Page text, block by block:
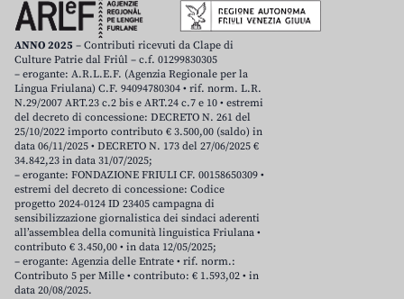
ANNO 2025 – Contributi ricevuti da Clape di
Culture Patrie dal Friûl – c.f. 01299830305
– erogante: A.R.L.E.F. (Agenzia Regionale per la
Lingua Friulana) C.F. 94094780304 • rif. norm. L.R.
N.29/2007 ART.23 c.2 bis e ART.24 c.7 e 10 • estremi
del decreto di concessione: DECRETO N. 261 del
25/10/2022 importo contributo € 3.500,00 (saldo) in
data 06/11/2025 • DECRETO N. 173 del 27/06/2025 €
34.842,23 in data 31/07/2025;
– erogante: FONDAZIONE FRIULI CF. 00158650309 •
estremi del decreto di concessione: Codice
progetto 2024-0124 ID 23405 campagna di
sensibilizzazione giornalistica dei sindaci aderenti
all’assemblea della comunità linguistica Friulana •
contributo € 3.450,00 • in data 12/05/2025;
– erogante: Agenzia delle Entrate • rif. norm.:
Contributo 5 per Mille • contributo: € 1.593,02 • in
data 20/08/2025.